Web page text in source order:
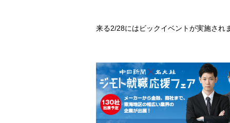
来る2/28にはビックイベントが実施され